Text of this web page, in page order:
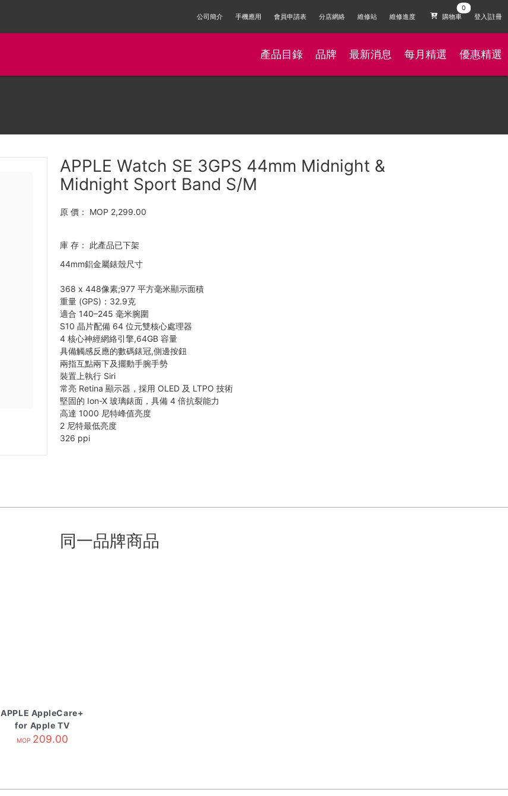
公司簡介 手機應用 會員申請表 分店網絡 維修站 維修進度 購物車 登入|註冊
產品目錄 品牌 最新消息 每月精選 優惠精選
APPLE Watch SE 3GPS 44mm Midnight &
Midnight Sport Band S/M
原 價： MOP 2,299.00
庫 存：
此產品已下架
44mm鋁金屬錶殼尺寸
368 x 448像素;977 平方毫米顯示面積
重量 (GPS)：32.9克
適合 140–245 毫米腕圍
S10 晶片配備 64 位元雙核心處理器
4 核心神經網絡引擎,64GB 容量
具備觸感反應的數碼錶冠,側邊按鈕
兩指互點兩下及擺動手腕手勢
裝置上執行 Siri
常亮 Retina 顯示器，採用 OLED 及 LTPO 技術
堅固的 Ion-X 玻璃錶面，具備 4 倍抗裂能力
高達 1000 尼特峰值亮度
2 尼特最低亮度
326 ppi
同一品牌商品
APPLE AppleCare+
for Apple TV
MOP 209.00